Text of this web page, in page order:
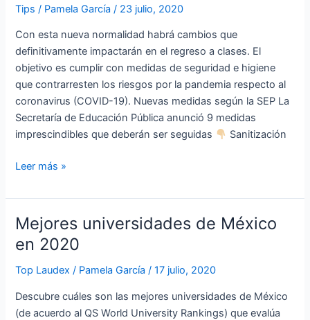
Tips / Pamela García / 23 julio, 2020
Con esta nueva normalidad habrá cambios que
definitivamente impactarán en el regreso a clases. El
objetivo es cumplir con medidas de seguridad e higiene
que contrarresten los riesgos por la pandemia respecto al
coronavirus (COVID-19). Nuevas medidas según la SEP La
Secretaría de Educación Pública anunció 9 medidas
imprescindibles que deberán ser seguidas
Sanitización
nuevo
clases
Leer más »
Mejores universidades de México
en 2020
Top Laudex / Pamela García/17 julio, 2020
Descubre cuáles son las mejores universidades de México
(de acuerdo al QS World University Rankings) que evalúa
Mejores
universidades
de
México
2020